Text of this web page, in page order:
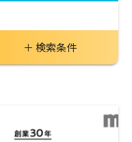
検索条件